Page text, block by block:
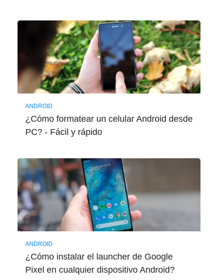
ANDROID
¿Cómo formatear un celular Android desde
PC? - Fácil y rápido
ANDROID
¿Cómo instalar el launcher de Google
Pixel en cualquier dispositivo Android?